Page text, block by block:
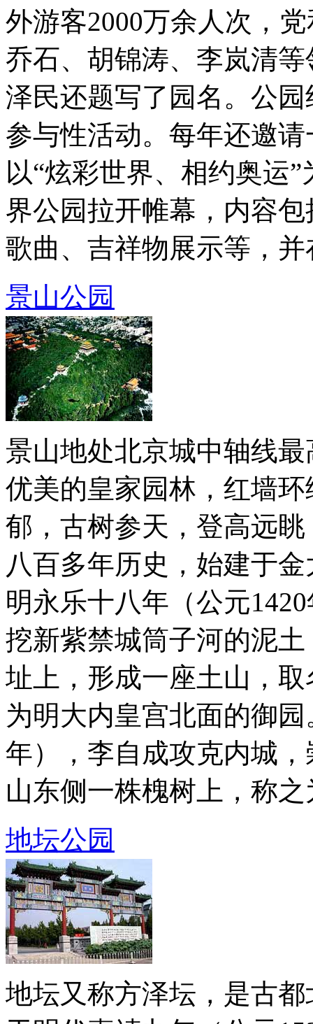
外游客2000万余人次，
乔石、胡锦涛、李岚清
泽民还题写了园名。公
参与性活动。每年还邀
以“炫彩世界、相约奥运
界公园拉开帷幕，内容
歌曲、吉祥物展示等，并
景山公园
景山地处北京城中轴线
优美的皇家园林，红墙
郁，古树参天，登高远
八百多年历史，始建于
明永乐十八年（公元
挖新紫禁城筒子河的泥
址上，形成一座土山，
为明大内皇宫北面的御
年），李自成攻克内城
山东侧一株槐树上，称之
地坛公园
地坛又称方泽坛，是古